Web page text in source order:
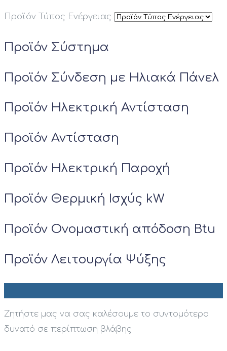
Προϊόν Τύπος Ενέργειας
Προϊόν Σύστημα
Προϊόν Σύνδεση με Ηλιακά Πάνελ
Προϊόν Ηλεκτρική Αντίσταση
Προϊόν Αντίσταση
Προϊόν Ηλεκτρική Παροχή
Προϊόν Θερμική Ισχύς kW
Προϊόν Ονομαστική απόδοση Btu
Προϊόν Λειτουργία Ψύξης
Ζητήστε μας να σας καλέσουμε το συντομότερο
δυνατό σε περίπτωση βλάβης